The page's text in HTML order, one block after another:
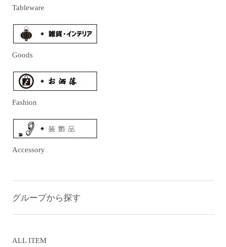
Tableware
Goods
Fashion
Accessory
グループから探す
ALL ITEM